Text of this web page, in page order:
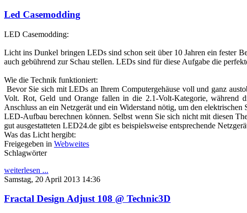
Led Casemodding
LED Casemodding:
Licht ins Dunkel bringen LEDs sind schon seit über 10 Jahren ein fester
auch gebührend zur Schau stellen. LEDs sind für diese Aufgabe die
Wie die Technik funktioniert:
Bevor Sie sich mit LEDs an Ihrem Computergehäuse voll und ganz
Volt. Rot, Geld und Orange fallen in die 2.1-Volt-Kategorie, während
Anschluss an ein Netzgerät und ein Widerstand nötig, um den
LED-Aufbau berechnen können. Selbst wenn Sie sich nicht mit diesen
gut ausgestatteten LED24.de gibt es beispielsweise entsprechende
Was das Licht hergibt:
Freigegeben in Webweites
Schlagwörter
weiterlesen ...
Samstag, 20 April 2013 14:36
Fractal Design Adjust 108 @ Technic3D